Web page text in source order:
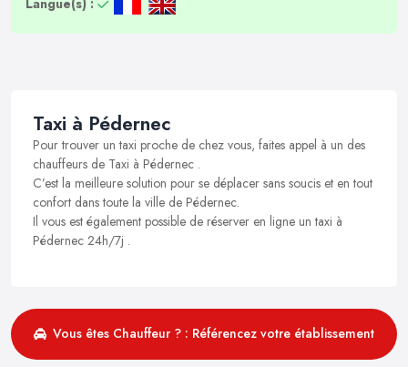
Langue(s) :
Taxi à Pédernec
Pour trouver un taxi proche de chez vous, faites appel à un des
chauffeurs de Taxi à Pédernec .
C’est la meilleure solution pour se déplacer sans soucis et en tout
confort dans toute la ville de Pédernec.
Il vous est également possible de réserver en ligne un taxi à
Pédernec 24h/7j .
Vous êtes Chauffeur ? : Référencez votre établissement